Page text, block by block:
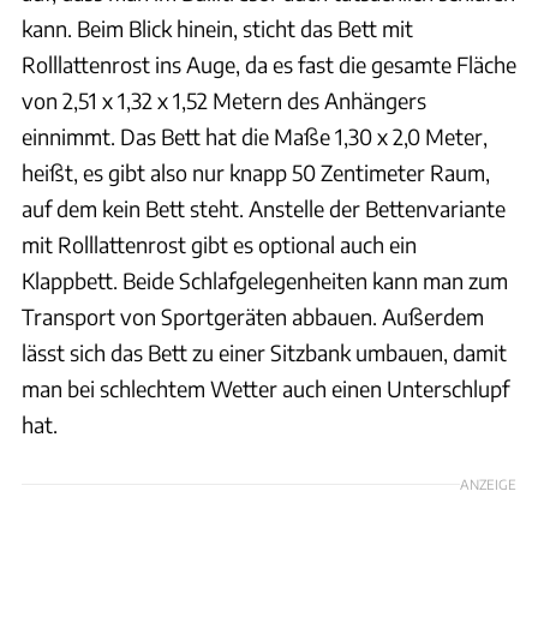
kann. Beim Blick hinein, sticht das Bett mit
Rolllattenrost ins Auge, da es fast die gesamte Fläche
von 2,51 x 1,32 x 1,52 Metern des Anhängers
einnimmt. Das Bett hat die Maße 1,30 x 2,0 Meter,
heißt, es gibt also nur knapp 50 Zentimeter Raum,
auf dem kein Bett steht. Anstelle der Bettenvariante
mit Rolllattenrost gibt es optional auch ein
Klappbett. Beide Schlafgelegenheiten kann man zum
Transport von Sportgeräten abbauen. Außerdem
lässt sich das Bett zu einer Sitzbank umbauen, damit
man bei schlechtem Wetter auch einen Unterschlupf
hat.
ANZEIGE